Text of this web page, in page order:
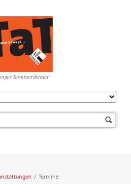
Sommertheater
/ Termine